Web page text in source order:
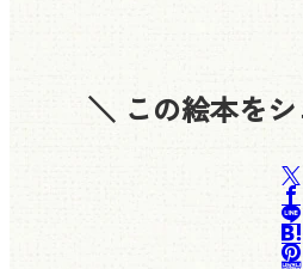
＼ この絵本を